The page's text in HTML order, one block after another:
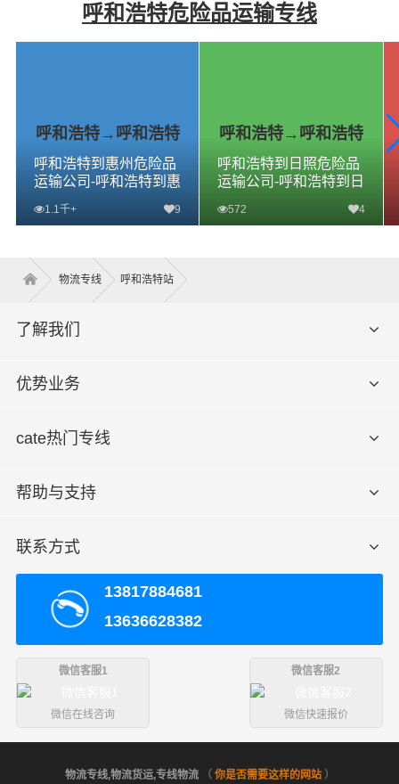
呼和浩特危险品运输专线
呼和浩特→呼和浩特
呼和浩特到惠州危险品
运输公司-呼和浩特到惠
浩特到惠州危险品专线
1.1千+ 9
呼和浩特→呼和浩特
呼和浩特到日照危险品
运输公司-呼和浩特到日
浩特到日照危险品专线
572 4
物流专线 呼和浩特站
了解我们
优势业务
cate热门专线
帮助与支持
联系方式
13817884681
13636628382
微信客服1
微信在线咨询
微信客服2
微信快速报价
物流专线,物流货运,专线物流（ 你是否需要这样的网站）